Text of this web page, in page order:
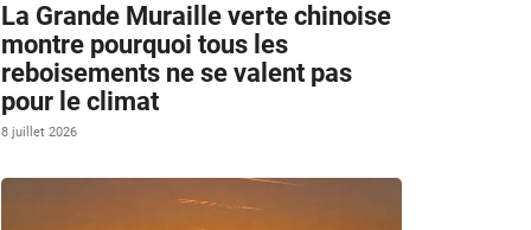
La Grande Muraille verte chinoise
montre pourquoi tous les
reboisements ne se valent pas
pour le climat
8 juillet 2026